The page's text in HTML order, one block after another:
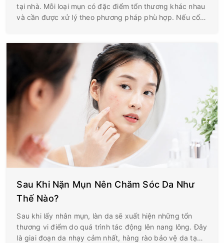
tại nhà. Mỗi loại mụn có đặc điểm tổn thương khác nhau
và cần được xử lý theo phương pháp phù hợp. Nếu cố
tăng nguy cơ nhiễm trùng, để lại thâm hoặc sẹo khó
Sau Khi Nặn Mụn Nên Chăm Sóc Da Như
Thế Nào?
Sau khi lấy nhân mụn, làn da sẽ xuất hiện những tổn
thương vi điểm do quá trình tác động lên nang lông. Đây
là giai đoạn da nhạy cảm nhất, hàng rào bảo vệ da tạm